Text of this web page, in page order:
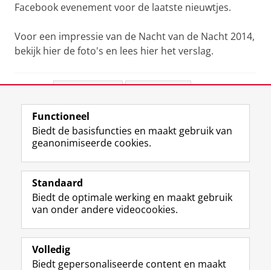
Facebook evenement voor de laatste nieuwtjes.
Voor een impressie van de Nacht van de Nacht 2014,
bekijk hier de foto's en lees hier het verslag.
View this page in:English
Volg de RUG
F
a
e
b
o
p
L
i
k
e
I
-
R
S
-
f
e
R
I
n
t
r
m
Y
o
T
e
k
Studiekiezers
Alumni
Functioneel
Biedt de basisfuncties en maakt gebruik van
geanonimiseerde cookies.
Standaard
Biedt de optimale werking en maakt gebruik
van onder andere videocookies.
Volledig
Biedt gepersonaliseerde content en maakt